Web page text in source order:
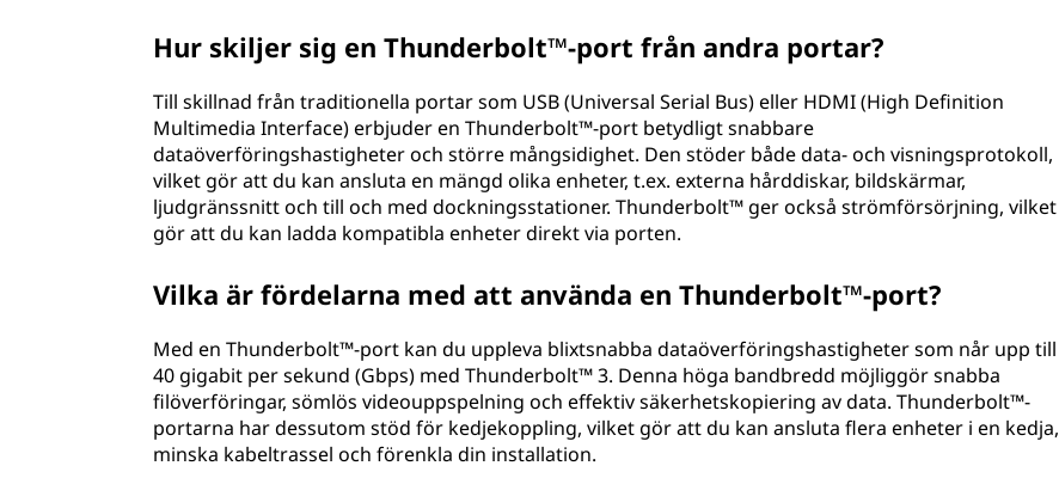
Hur skiljer sig en Thunderbolt™-port från andra portar?
Till skillnad från traditionella portar som USB (Universal Serial Bus) eller HDMI (High Definition
Multimedia Interface) erbjuder en Thunderbolt™-port betydligt snabbare
dataöverföringshastigheter och större mångsidighet. Den stöder både data- och visningsprotokoll,
vilket gör att du kan ansluta en mängd olika enheter, t.ex. externa hårddiskar, bildskärmar,
ljudgränssnitt och till och med dockningsstationer. Thunderbolt™ ger också strömförsörjning, vilket
gör att du kan ladda kompatibla enheter direkt via porten.
Vilka är fördelarna med att använda en Thunderbolt™-port?
Med en Thunderbolt™-port kan du uppleva blixtsnabba dataöverföringshastigheter som når upp till
40 gigabit per sekund (Gbps) med Thunderbolt™ 3. Denna höga bandbredd möjliggör snabba
filöverföringar, sömlös videouppspelning och effektiv säkerhetskopiering av data. Thunderbolt™-
portarna har dessutom stöd för kedjekoppling, vilket gör att du kan ansluta flera enheter i en kedja,
minska kabeltrassel och förenkla din installation.